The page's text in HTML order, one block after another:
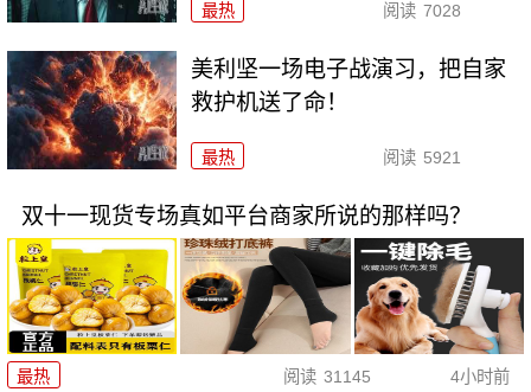
最热 阅读 7028
美利坚一场电子战演习，把自家
救护机送了命！
最热 阅读 5921
双十一现货专场真如平台商家所说的那样吗？
最热 阅读 31145 4小时前